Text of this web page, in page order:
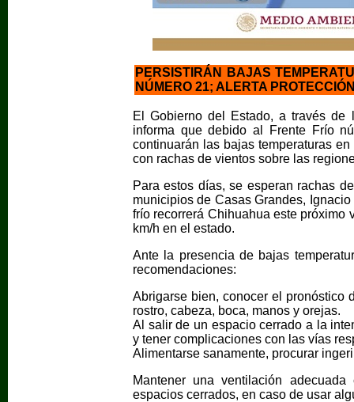
PERSISTIRÁN BAJAS
NÚMERO 21; ALERTA
El Gobierno del Estado, a través de
informa que debido al Frente Frío
continuarán las bajas temperaturas
con rachas de vientos sobre las
Para estos días, se esperan rachas
municipios de Casas Grandes,
frío recorrerá Chihuahua este próximo
km/h en el estado.
Ante la presencia de bajas
recomendaciones:
Abrigarse bien, conocer el pronóstico
rostro, cabeza, boca, manos y orejas.
Al salir de un espacio cerrado a la
y tener complicaciones con las vías
Alimentarse sanamente, procurar
Mantener una ventilación
espacios cerrados, en caso de usar